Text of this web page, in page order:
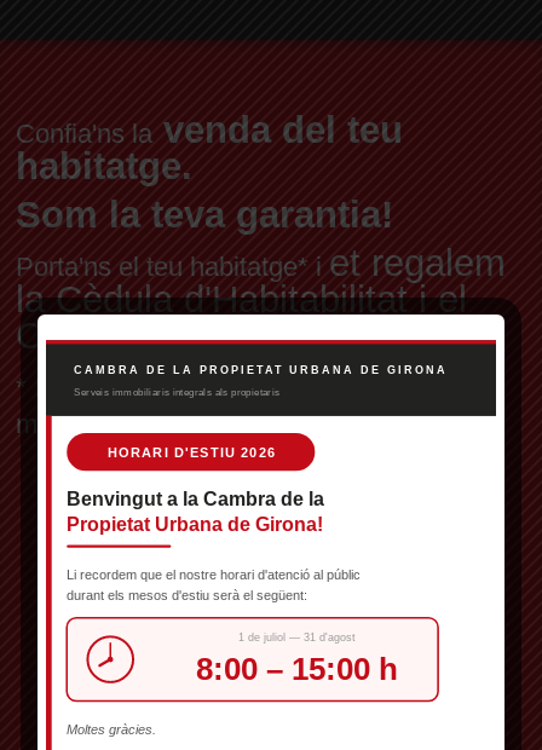
Confia'ns la venda del teu
habitatge.
Som la teva garantia!
Porta'ns el teu habitatge* i et regalem
la Cèdula d'Habitabilitat i el
Certificat Energètic
* Per habitatge en exclusiva, a preu de
mercat fixat pels nostres professionals